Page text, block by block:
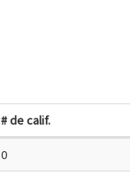
# de calif.
0